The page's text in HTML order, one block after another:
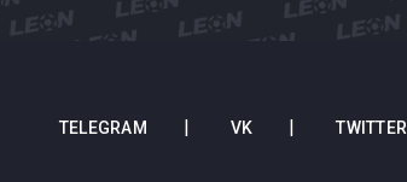
TELEGRAM VK TWITTER